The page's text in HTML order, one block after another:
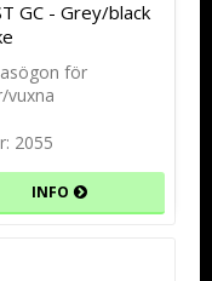
GC - Grey/black
för
vuxna
2055
INFO